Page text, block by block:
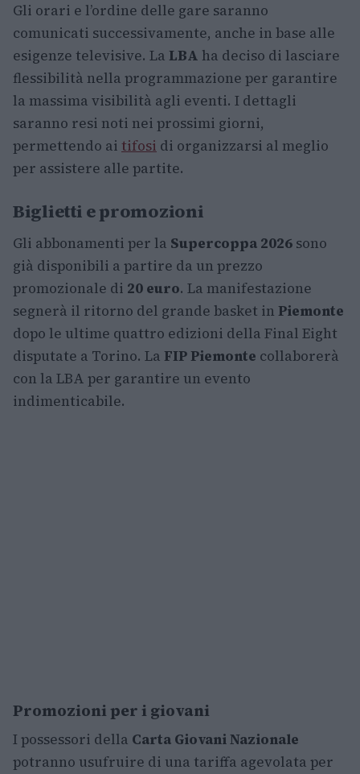
Gli orari e l’ordine delle gare saranno
comunicati successivamente, anche in base alle
esigenze televisive. La LBA ha deciso di lasciare
flessibilità nella programmazione per garantire
la massima visibilità agli eventi. I dettagli
saranno resi noti nei prossimi giorni,
permettendo ai tifosi di organizzarsi al meglio
per assistere alle partite.
Biglietti e promozioni
Gli abbonamenti per la Supercoppa 2026 sono
già disponibili a partire da un prezzo
promozionale di 20 euro. La manifestazione
segnerà il ritorno del grande basket in Piemonte
dopo le ultime quattro edizioni della Final Eight
disputate a Torino. La FIP Piemonte collaborerà
con la LBA per garantire un evento
indimenticabile.
Promozioni per i giovani
I possessori della Carta Giovani Nazionale
potranno usufruire di una tariffa agevolata per